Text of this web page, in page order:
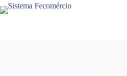
Pular
para